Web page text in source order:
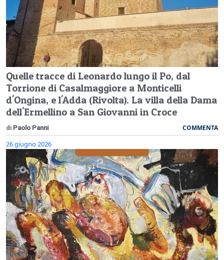
Quelle tracce di Leonardo lungo il Po, dal
Torrione di Casalmaggiore a Monticelli
d'Ongina, e l'Adda (Rivolta). La villa della Dama
dell'Ermellino a San Giovanni in Croce
di Paolo Panni COMMENTA
26 giugno 2026